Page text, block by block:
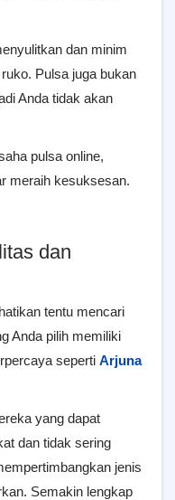
dan minim
Pulsa juga bukan
Anda tidak akan
pulsa online,
meraih kesuksesan.
dan
tentu mencari
Anda pilih memiliki
seperti Arjuna
yang dapat
dan tidak sering
jenis
Semakin lengkap